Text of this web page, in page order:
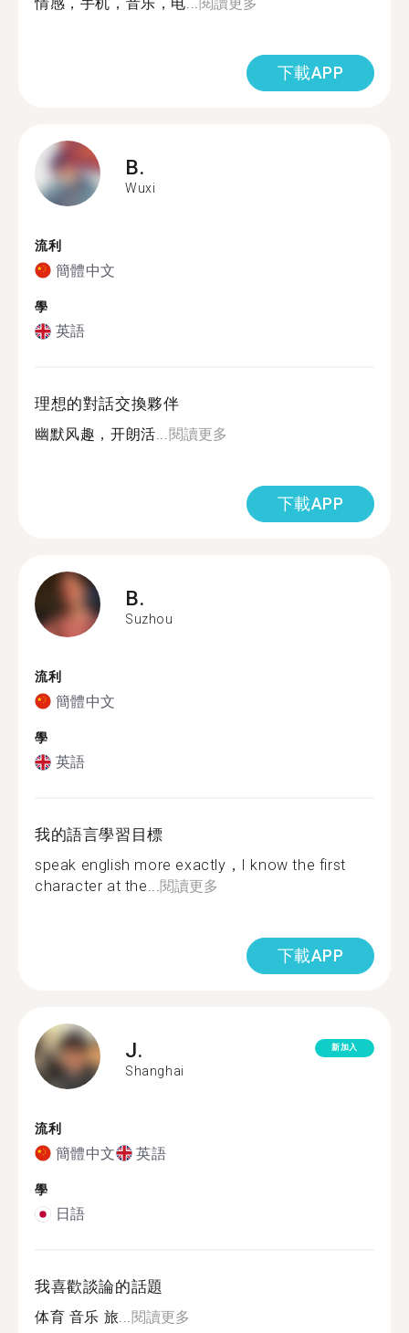
下載APP
B.
Wuxi
流利
簡體中文
學
英語
理想的對話交換夥伴
幽默风趣，开朗活...閱讀更多
下載APP
B.
Suzhou
流利
簡體中文
學
英語
我的語言學習目標
speak english more exactly，I know the first
character at the...閱讀更多
下載APP
J.
Shanghai
新加入
流利
簡體中文 英語
學
日語
我喜歡談論的話題
体育 音乐 旅...閱讀更多